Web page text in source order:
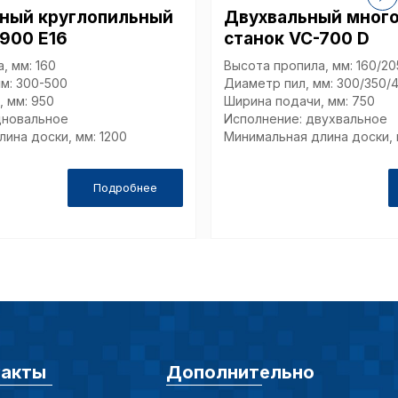
круглопильный
E16
мм: 160
300-500
мм: 950
доски, мм: 1200
Подробнее
Двухвальный
станок VC-700 D
Высота пропила, мм: 160/
Диаметр пил, мм: 300/350/
Ширина подачи, мм: 750
Исполнение: двухвальное
Минимальная длина доски,
Дополнительно
(обязательные) cookie-файлы
cookie-файлы
пользователей сайта, в том числе наиболее и